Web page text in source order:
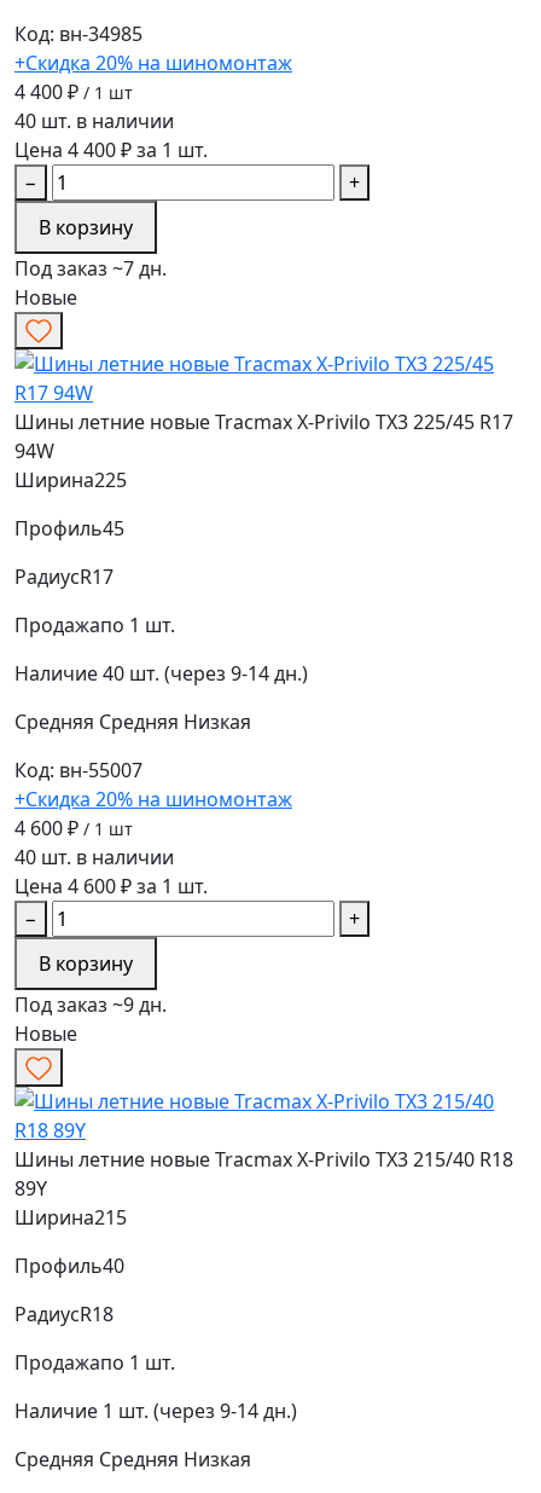
Код: вн-34985
+Скидка 20% на шиномонтаж
4 400 ₽ / 1 шт
40 шт. в наличии
Цена 4 400 ₽ за 1 шт.
−
+
В корзину
Под заказ ~7 дн.
Новые
Шины летние новые Tracmax X-Privilo TX3 225/45 R17
94W
Ширина225
Профиль45
РадиусR17
Продажапо 1 шт.
Наличие40 шт. (через 9-14 дн.)
Средняя Средняя Низкая
Код: вн-55007
+Скидка 20% на шиномонтаж
4 600 ₽ / 1 шт
40 шт. в наличии
Цена 4 600 ₽ за 1 шт.
−
+
В корзину
Под заказ ~9 дн.
Новые
Шины летние новые Tracmax X-Privilo TX3 215/40 R18
89Y
Ширина215
Профиль40
РадиусR18
Продажапо 1 шт.
Наличие 1 шт. (через 9-14 дн.)
Средняя Средняя Низкая